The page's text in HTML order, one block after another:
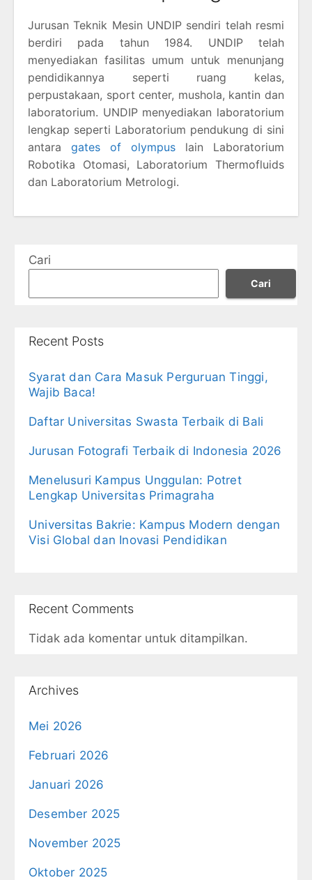
Jurusan Teknik Mesin UNDIP sendiri telah resmi
berdiri pada tahun 1984. UNDIP telah
menyediakan fasilitas umum untuk menunjang
pendidikannya seperti ruang kelas,
perpustakaan, sport center, mushola, kantin dan
laboratorium. UNDIP menyediakan laboratorium
lengkap seperti Laboratorium pendukung di sini
antara gates of olympus lain Laboratorium
Robotika Otomasi, Laboratorium Thermofluids
dan Laboratorium Metrologi.
Cari
Cari
Recent Posts
Syarat dan Cara Masuk Perguruan Tinggi,
Wajib Baca!
Daftar Universitas Swasta Terbaik di Bali
Jurusan Fotografi Terbaik di Indonesia 2026
Menelusuri Kampus Unggulan: Potret
Lengkap Universitas Primagraha
Universitas Bakrie: Kampus Modern dengan
Visi Global dan Inovasi Pendidikan
Recent Comments
Tidak ada komentar untuk ditampilkan.
Archives
Mei 2026
Februari 2026
Januari 2026
Desember 2025
November 2025
Oktober 2025